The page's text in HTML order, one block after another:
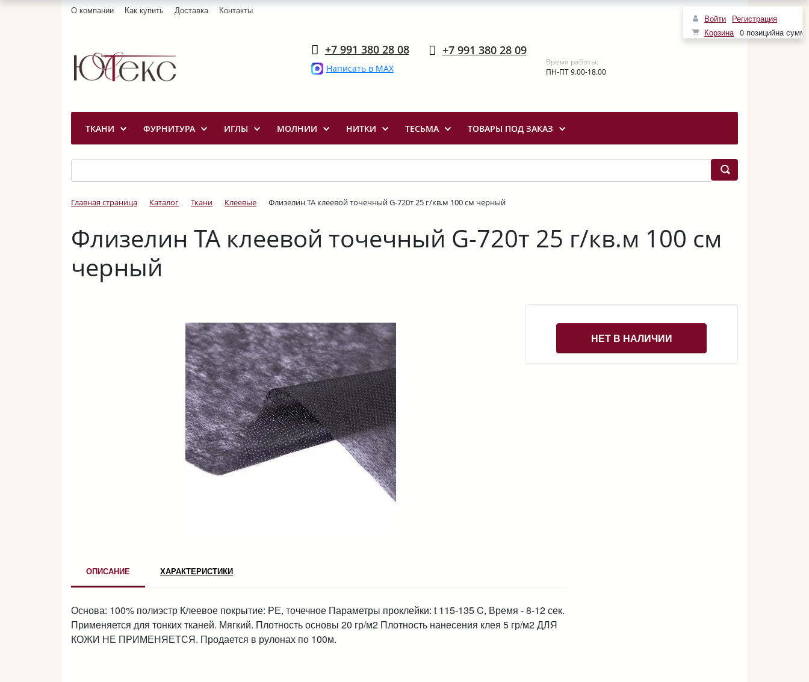
О компании Как купить Доставка Контакты
Войти Регистрация
Корзина 0 позицийна
+7 991 380 28 08
Написать в MAX
+7 991 380 28 09
Время работы:
ПН-ПТ 9.00-18.00
ТКАНИ ФУРНИТУРА ИГЛЫ МОЛНИИ НИТКИ ТЕСЬМА ТОВАРЫ ПОД ЗАКАЗ
Главная страница Каталог Ткани Клеевые Флизелин ТА клеевой точечный G-720т 25 г/кв.м 100 см черный
Флизелин ТА клеевой точечный G-720т 25 г/кв.м 100 см
черный
НЕТ В НАЛИЧИИ
ОПИСАНИЕ ХАРАКТЕРИСТИКИ
Основа: 100% полиэстр Клеевое покрытие: РЕ, точечное Параметры проклейки: t 115-135 C, Время - 8-12 сек.
Применяется для тонких тканей. Мягкий. Плотность основы 20 гр/м2 Плотность нанесения клея 5 гр/м2 ДЛЯ
КОЖИ НЕ ПРИМЕНЯЕТСЯ. Продается в рулонах по 100м.